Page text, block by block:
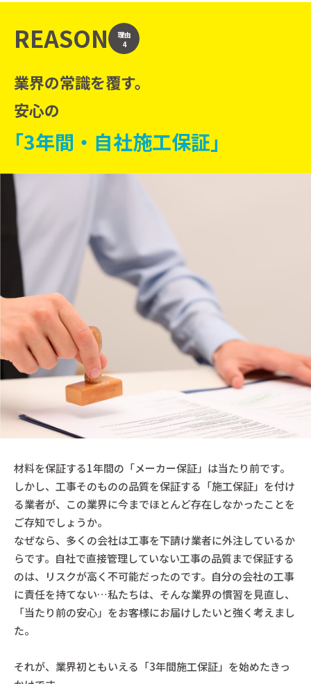
REASON
理由
4
業界の常識を覆す。
安心の
｢3年間・自社施工保証｣
材料を保証する1年間の「メーカー保証」は当たり前です。
しかし、工事そのものの品質を保証する「施工保証」を付け
る業者が、この業界に今までほとんど存在しなかったことを
ご存知でしょうか。
なぜなら、多くの会社は工事を下請け業者に外注しているか
らです。自社で直接管理していない工事の品質まで保証する
のは、リスクが高く不可能だったのです。自分の会社の工事
に責任を持てない…私たちは、そんな業界の慣習を見直し、
「当たり前の安心」をお客様にお届けしたいと強く考えまし
た。
それが、業界初ともいえる「3年間施工保証」を始めたきっ